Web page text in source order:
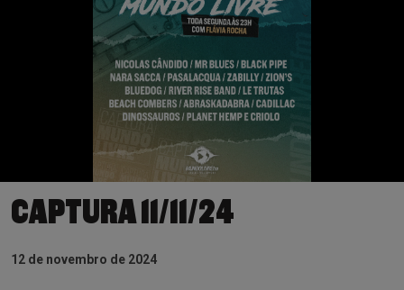
CAPTURA 11/11/24
12 de novembro de 2024